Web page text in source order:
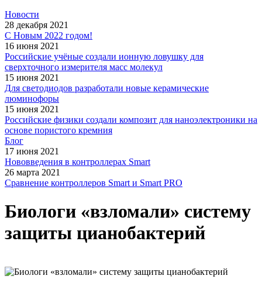
Новости
28 декабря 2021
С Новым 2022 годом!
16 июня 2021
Российские учёные создали ионную ловушку для
сверхточного измерителя масс молекул
15 июня 2021
Для светодиодов разработали новые керамические
люминофоры
15 июня 2021
Российские физики создали композит для наноэлектроники на
основе пористого кремния
Блог
17 июня 2021
Нововведения в контроллерах Smart
26 марта 2021
Сравнение контроллеров Smart и Smart PRO
Биологи «взломали» систему
защиты цианобактерий